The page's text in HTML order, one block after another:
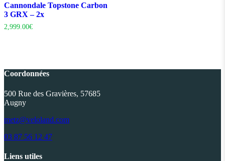
Cannondale Topstone Carbon
3 GRX – 2x
2,999.00€
Coordonnées
500 Rue des Gravières, 57685
Augny
metz@veloland.com
03 87 56 12 47
Liens utiles